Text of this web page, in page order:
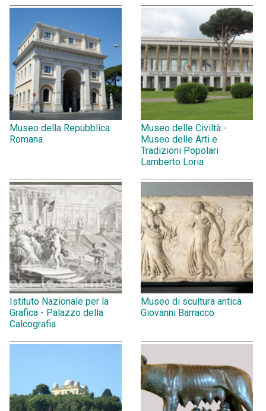
Museo della Repubblica
Romana
Museo delle Civiltà -
Museo delle Arti e
Tradizioni Popolari
Lamberto Loria
Istituto Nazionale per la
Grafica - Palazzo della
Calcografia
Museo di scultura antica
Giovanni Barracco